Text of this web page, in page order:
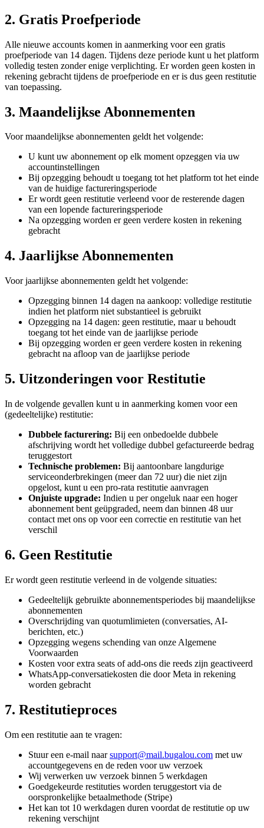
2. Gratis Proefperiode
Alle nieuwe accounts komen in aanmerking voor een gratis
proefperiode van 14 dagen. Tijdens deze periode kunt u het platform
volledig testen zonder enige verplichting. Er worden geen kosten in
rekening gebracht tijdens de proefperiode en er is dus geen restitutie
van toepassing.
3. Maandelijkse Abonnementen
Voor maandelijkse abonnementen geldt het volgende:
U kunt uw abonnement op elk moment opzeggen via uw
accountinstellingen
Bij opzegging behoudt u toegang tot het platform tot het einde
van de huidige factureringsperiode
Er wordt geen restitutie verleend voor de resterende dagen
van een lopende factureringsperiode
Na opzegging worden er geen verdere kosten in rekening
gebracht
4. Jaarlijkse Abonnementen
Voor jaarlijkse abonnementen geldt het volgende:
Opzegging binnen 14 dagen na aankoop: volledige restitutie
indien het platform niet substantieel is gebruikt
Opzegging na 14 dagen: geen restitutie, maar u behoudt
toegang tot het einde van de jaarlijkse periode
Bij opzegging worden er geen verdere kosten in rekening
gebracht na afloop van de jaarlijkse periode
5. Uitzonderingen voor Restitutie
In de volgende gevallen kunt u in aanmerking komen voor een
(gedeeltelijke) restitutie:
Dubbele facturering: Bij een onbedoelde dubbele
afschrijving wordt het volledige dubbel gefactureerde bedrag
teruggestort
Technische problemen: Bij aantoonbare langdurige
serviceonderbrekingen (meer dan 72 uur) die niet zijn
opgelost, kunt u een pro-rata restitutie aanvragen
Onjuiste upgrade: Indien u per ongeluk naar een hoger
abonnement bent geüpgraded, neem dan binnen 48 uur
contact met ons op voor een correctie en restitutie van het
verschil
6. Geen Restitutie
Er wordt geen restitutie verleend in de volgende situaties:
Gedeeltelijk gebruikte abonnementsperiodes bij maandelijkse
abonnementen
Overschrijding van quotumlimieten (conversaties, AI-
berichten, etc.)
Opzegging wegens schending van onze Algemene
Voorwaarden
Kosten voor extra seats of add-ons die reeds zijn geactiveerd
WhatsApp-conversatiekosten die door Meta in rekening
worden gebracht
7. Restitutieproces
Om een restitutie aan te vragen:
Stuur een e-mail naarsupport@mail.bugalou.com met uw
accountgegevens en de reden voor uw verzoek
Wij verwerken uw verzoek binnen 5 werkdagen
Goedgekeurde restituties worden teruggestort via de
oorspronkelijke betaalmethode (Stripe)
Het kan tot 10 werkdagen duren voordat de restitutie op uw
rekening verschijnt